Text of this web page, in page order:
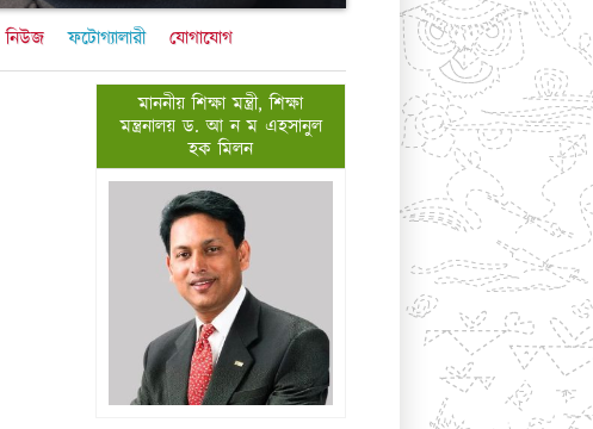
নিউজ ফটোগ্যালারী যোগাযোগ
মাননীয় শিক্ষা মন্ত্রী, শিক্ষা
মন্ত্রনালয় ড. আ ন ম এহসানুল
হক মিলন